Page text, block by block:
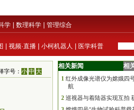
学 数理科学 管理综合
视频·直播 小柯机器人 医学科普
字号：小 中 大
相关新闻 相
1 红外成像光谱仪为嫦娥四
航
2 巡视器与着陆器实现互拍